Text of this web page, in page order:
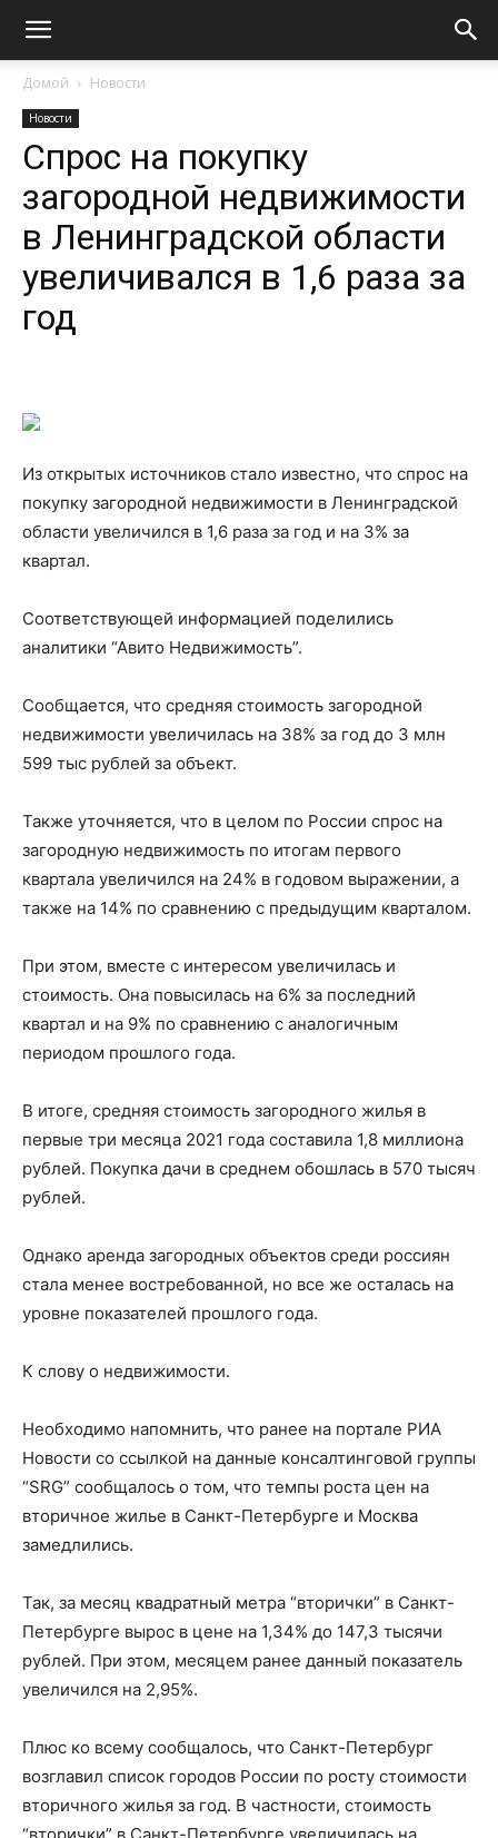
Домой Новости
Новости
Спрос на покупку
загородной недвижимости
в Ленинградской области
увеличивался в 1,6 раза за
год
Из открытых источников стало известно, что спрос на
покупку загородной недвижимости в Ленинградской
области увеличился в 1,6 раза за год и на 3% за
квартал.
Соответствующей информацией поделились
аналитики “Авито Недвижимость”.
Сообщается, что средняя стоимость загородной
недвижимости увеличилась на 38% за год до 3 млн
599 тыс рублей за объект.
Также уточняется, что в целом по России спрос на
загородную недвижимость по итогам первого
квартала увеличился на 24% в годовом выражении, а
также на 14% по сравнению с предыдущим кварталом.
При этом, вместе с интересом увеличилась и
стоимость. Она повысилась на 6% за последний
квартал и на 9% по сравнению с аналогичным
периодом прошлого года.
В итоге, средняя стоимость загородного жилья в
первые три месяца 2021 года составила 1,8 миллиона
рублей. Покупка дачи в среднем обошлась в 570 тысяч
рублей.
Однако аренда загородных объектов среди россиян
стала менее востребованной, но все же осталась на
уровне показателей прошлого года.
К слову о недвижимости.
Необходимо напомнить, что ранее на портале РИА
Новости со ссылкой на данные консалтинговой группы
“SRG” сообщалось о том, что темпы роста цен на
вторичное жилье в Санкт-Петербурге и Москва
замедлились.
Так, за месяц квадратный метра “вторички” в Санкт-
Петербурге вырос в цене на 1,34% до 147,3 тысячи
рублей. При этом, месяцем ранее данный показатель
увеличился на 2,95%.
Плюс ко всему сообщалось, что Санкт-Петербург
возглавил список городов России по росту стоимости
вторичного жилья за год. В частности, стоимость